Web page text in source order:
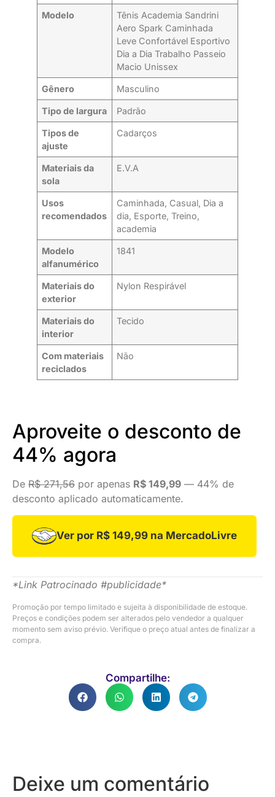
Modelo
Tênis Academia Sandrini
Aero Spark Caminhada
Leve Confortável Esportivo
Dia a Dia Trabalho Passeio
Macio Unissex
Gênero Masculino
Tipo de largura Padrão
Tipos de
ajuste
Cadarços
Materiais da
sola
E.V.A
Usos
recomendados
Caminhada, Casual, Dia a
dia, Esporte, Treino,
academia
Modelo
alfanumérico
1841
Materiais do
exterior
Nylon Respirável
Materiais do
interior
Tecido
Com materiais
reciclados
Não
Aproveite o desconto de
44% agora
De R$ 271,56 por apenas R$ 149,99 — 44% de
desconto aplicado automaticamente.
Ver por R$ 149,99 na MercadoLivre
*Link Patrocinado #publicidade*
Promoção por tempo limitado e sujeita à disponibilidade de estoque.
Preços e condições podem ser alterados pelo vendedor a qualquer
momento sem aviso prévio. Verifique o preço atual antes de finalizar a
compra.
Compartilhe:
Deixe um comentário